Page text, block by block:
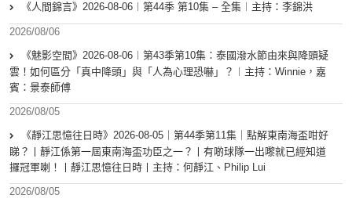
《人間錦言》2026-08-06︱第44季 第10集 – 全集︱主持：李錦洪
2026/08/06
《魅影空間》2026-08-06︱第43季第10集：泰國潑水節由來與降頭疑
雲！如何區分「真中降頭」與「人為心理恐嚇」？︱主持：Winnie，嘉
賓：景泰師傅
2026/08/05
《靜江思憶往日時》2026-08-05｜第44季第11集｜點解東南海盃咁好
睇？丨靜江係第一屆東南海盃功臣之一？丨有啲球隊一出嚟就已經知道
攞冠軍喇！丨靜江思憶往日時丨主持：何靜江、Philip Lui
2026/08/05